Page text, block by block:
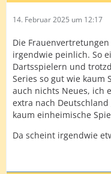
14. Februar 2025 um 12:17
Die
irgendwie peinlich. So
Dartsspielern und
Series so gut wie kaum
auch nichts Neues, ich
extra nach
kaum einheimische
Da scheint irgendwie